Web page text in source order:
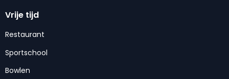
Vrije tijd
Restaurant
Sportschool
Bowlen